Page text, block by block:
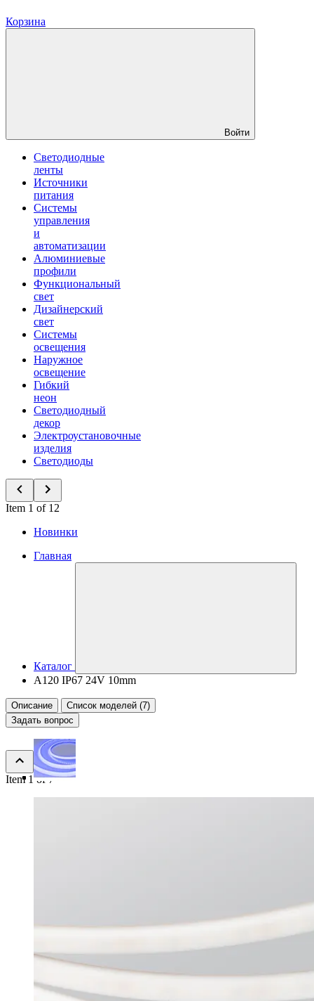
Корзина
Войти
Светодиодные
ленты
Источники
питания
Системы
управления
и
автоматизации
Алюминиевые
профили
Функциональный
свет
Дизайнерский
свет
Системы
освещения
Наружное
освещение
Гибкий
неон
Светодиодный
декор
Электроустановочные
изделия
Светодиоды
Item 1 of 12
Новинки
Главная
Каталог
A120 IP67 24V 10mm
Описание
Список моделей (7)
Задать вопрос
Item 1 of 7